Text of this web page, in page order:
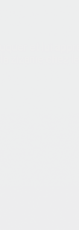
et lui
zizanie chez